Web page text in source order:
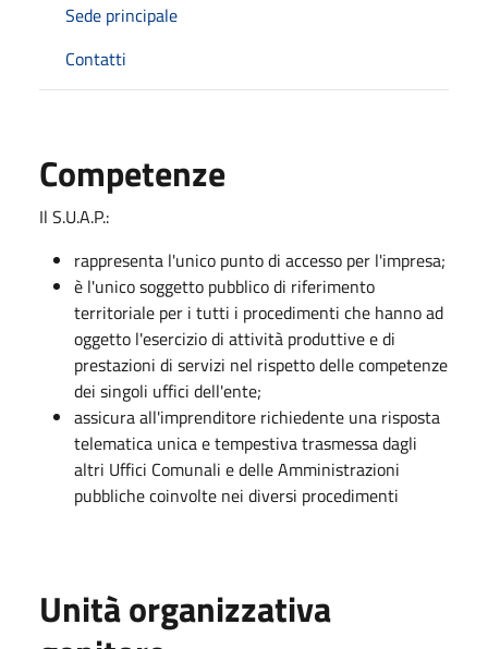
Sede principale
Contatti
Competenze
Il S.U.A.P.:
rappresenta l'unico punto di accesso per l'impresa;
è l'unico soggetto pubblico di riferimento
territoriale per i tutti i procedimenti che hanno ad
oggetto l'esercizio di attività produttive e di
prestazioni di servizi nel rispetto delle competenze
dei singoli uffici dell'ente;
assicura all'imprenditore richiedente una risposta
telematica unica e tempestiva trasmessa dagli
altri Uffici Comunali e delle Amministrazioni
pubbliche coinvolte nei diversi procedimenti
Unità organizzativa